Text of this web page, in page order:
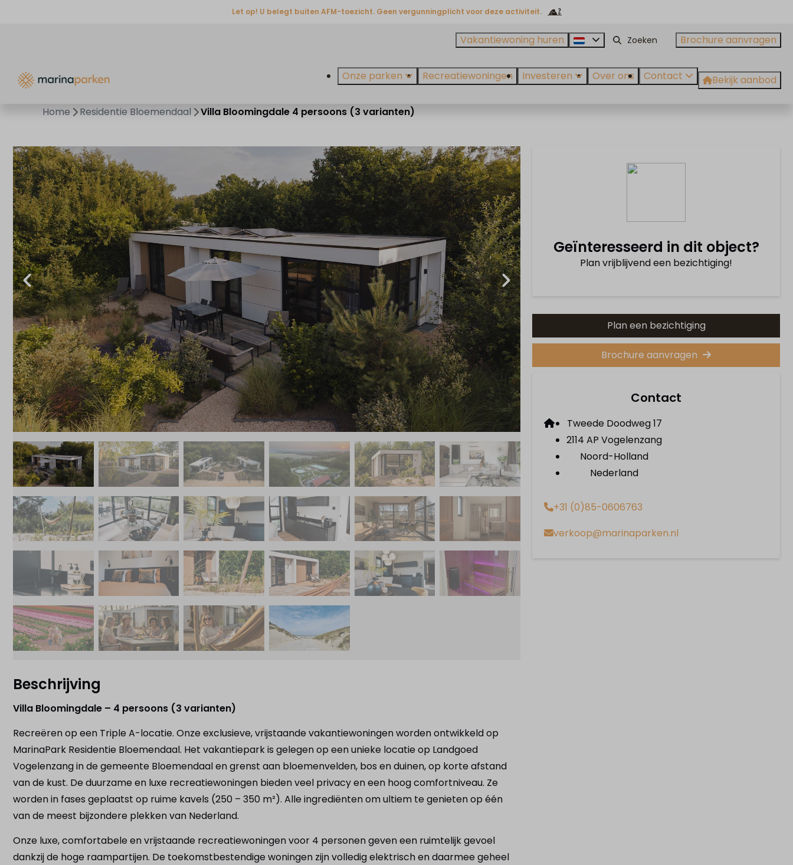
Let op! U belegt buiten AFM-toezicht. Geen vergunningplicht voor deze activiteit.
Vakantiewoning huren Brochure aanvragen
Onze parken Recreatiewoningen Investeren Over ons Contact Bekijk aanbod
Home Residentie Bloemendaal Villa Bloomingdale 4 persoons (3 varianten)
Beschrijving
Villa Bloomingdale – 4 persoons (3 varianten)
Recreëren op een Triple A-locatie. Onze exclusieve, vrijstaande vakantiewoningen worden ontwikkeld op
MarinaPark Residentie Bloemendaal. Het vakantiepark is gelegen op een unieke locatie op Landgoed
Vogelenzang in de gemeente Bloemendaal en grenst aan bloemenvelden, bos en duinen, op korte afstand
van de kust. De duurzame en luxe recreatiewoningen bieden veel privacy en een hoog comfortniveau. Ze
worden in fases geplaatst op ruime kavels (250 – 350 m²). Alle ingrediënten om ultiem te genieten op één
van de meest bijzondere plekken van Nederland.
Onze luxe, comfortabele en vrijstaande recreatiewoningen voor 4 personen geven een ruimtelijk gevoel
dankzij de hoge raampartijen. De toekomstbestendige woningen zijn volledig elektrisch en daarmee geheel
Geïnteresseerd in dit object?
Plan vrijblijvend een bezichtiging!
Plan een bezichtiging
Brochure aanvragen
Contact
Tweede Doodweg 17
2114 AP Vogelenzang
Noord-Holland
Nederland
+31 (0)85-0606763
verkoop@marinaparken.nl